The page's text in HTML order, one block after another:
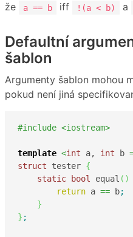
že
a == b iff !(a < b) a
Defaultní
šablon
Argumenty šablon mohou
pokud není jiná
#include <iostream>
template <int a, int b
struct tester {
static
bool equal ( )
return a == b;
}
} ;